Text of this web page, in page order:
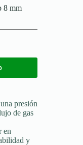
8 mm
presión
de gas
en
y